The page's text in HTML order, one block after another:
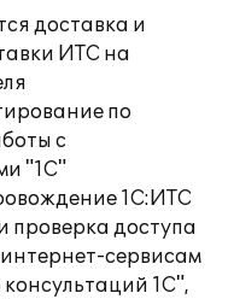
доставка и
ИТС на
по
с
"1С"
1С:ИТС
проверка доступа
сервисам
1С",